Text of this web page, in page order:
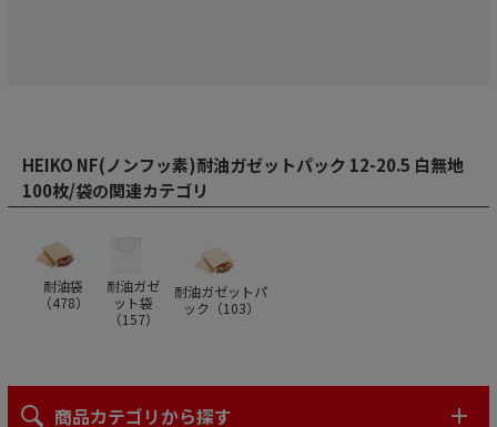
HEIKO NF(ノンフッ素)耐油ガゼットパック 12-20.5 白無地
100枚/袋の関連カテゴリ
耐油袋
（478）
耐油ガゼ
ット袋
（157）
耐油ガゼットパ
ック（103）
商品カテゴリから探す